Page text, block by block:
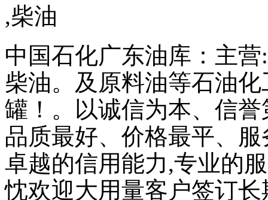
,柴油
中国石化广东油库：主
柴油。及原料油等石油
罐！。以诚信为本、信
品质最好、价格最平、
卓越的信用能力,专业的
忱欢迎大用量客户签订